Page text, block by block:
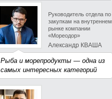
Руководитель отдела по
закупкам на внутреннем
рынке компании
«Мореодор»
Александр КВАША
Рыба и морепродукты — одна из
самых интересных категорий